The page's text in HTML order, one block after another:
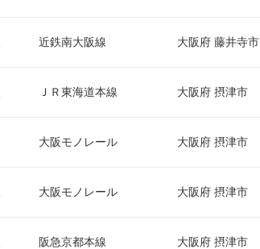
近鉄南大阪線 大阪府 藤井寺市
ＪＲ東海道本線 大阪府 摂津市
大阪モノレール 大阪府 摂津市
大阪モノレール 大阪府 摂津市
阪急京都本線 大阪府 摂津市